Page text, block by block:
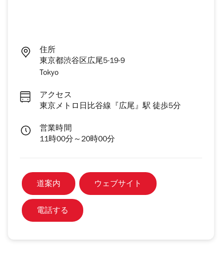
住所
東京都渋谷区広尾5-19-9
Tokyo
アクセス
東京メトロ日比谷線『広尾』駅 徒歩5分
営業時間
11時00分～20時00分
道案内 ウェブサイト
電話する